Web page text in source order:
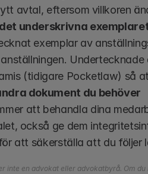
avtal, eftersom villkoren
underskrivna
exemplar av
(tidigare Pocketlaw) så
dokument du behöver
att behandla dina
också ge dem
att säkerställa att du följer
inte en advokat eller advokatbyrå. Om